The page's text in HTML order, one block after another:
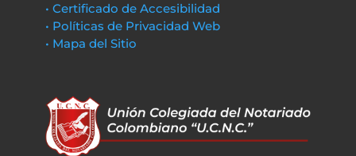
• Certificado de Accesibilidad
• Políticas de Privacidad Web
• Mapa del Sitio